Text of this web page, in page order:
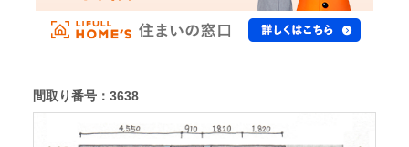
間取り番号：3638